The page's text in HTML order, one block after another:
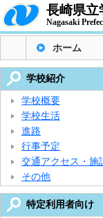
長崎県立
Nagasaki
ホーム
学校紹介
学校概要
学校生活
進路
行事予定
交通アクセス・施
その他
特定利用者向け